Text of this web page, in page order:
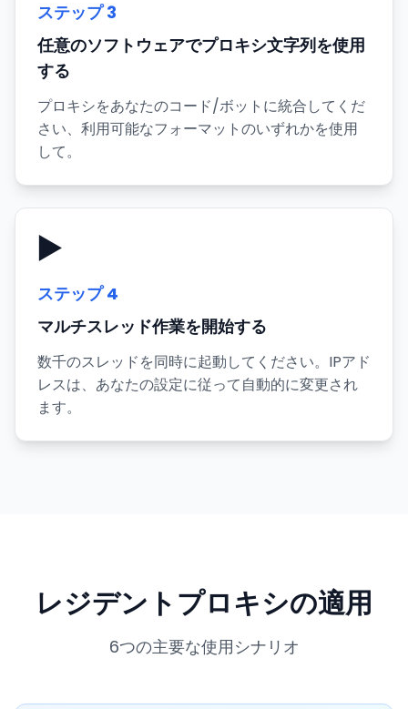
ステップ 3
任意のソフトウェアでプロキシ文字列を使用
する
プロキシをあなたのコード/ボットに統合してくだ
さい、利用可能なフォーマットのいずれかを使用
して。
▶️
ステップ 4
マルチスレッド作業を開始する
数千のスレッドを同時に起動してください。IPアド
レスは、あなたの設定に従って自動的に変更され
ます。
レジデントプロキシの適用
6つの主要な使用シナリオ